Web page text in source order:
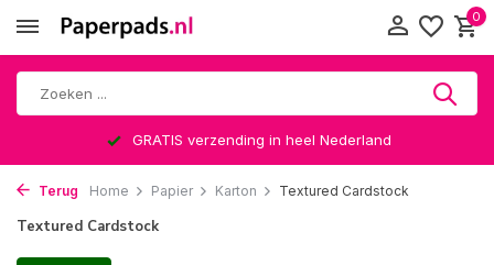
0
GRATIS verzending in heel Nederland
Terug Home Papier Karton Textured Cardstock
Textured Cardstock